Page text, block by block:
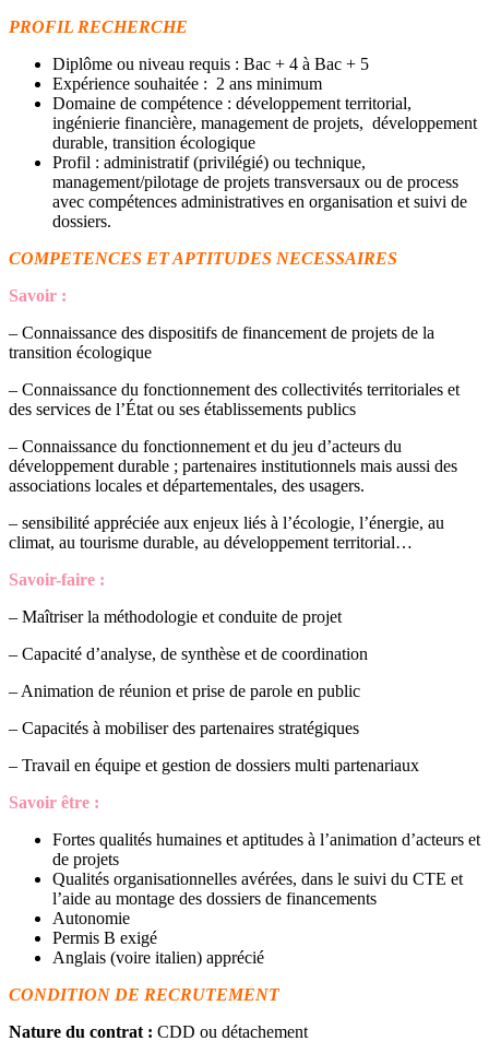
PROFIL RECHERCHE
Diplôme ou niveau requis : Bac + 4 à Bac + 5
Expérience souhaitée : 2 ans minimum
Domaine de compétence : développement territorial,
ingénierie financière, management de projets, développement
durable, transition écologique
Profil : administratif (privilégié) ou technique,
management/pilotage de projets transversaux ou de process
avec compétences administratives en organisation et suivi de
dossiers.
COMPETENCES ET APTITUDES NECESSAIRES
Savoir :
– Connaissance des dispositifs de financement de projets de la
transition écologique
– Connaissance du fonctionnement des collectivités territoriales et
des services de l’État ou ses établissements publics
– Connaissance du fonctionnement et du jeu d’acteurs du
développement durable ; partenaires institutionnels mais aussi des
associations locales et départementales, des usagers.
– sensibilité appréciée aux enjeux liés à l’écologie, l’énergie, au
climat, au tourisme durable, au développement territorial…
Savoir-faire :
– Maîtriser la méthodologie et conduite de projet
– Capacité d’analyse, de synthèse et de coordination
– Animation de réunion et prise de parole en public
– Capacités à mobiliser des partenaires stratégiques
– Travail en équipe et gestion de dossiers multi partenariaux
Savoir être :
Fortes qualités humaines et aptitudes à l’animation d’acteurs et
de projets
Qualités organisationnelles avérées, dans le suivi du CTE et
l’aide au montage des dossiers de financements
Autonomie
Permis B exigé
Anglais (voire italien) apprécié
CONDITION DE RECRUTEMENT
Nature du contrat : CDD ou détachement